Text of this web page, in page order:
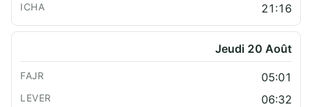
21:16
Jeudi 20 Août
05:01
06:32